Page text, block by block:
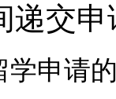
递交
请的